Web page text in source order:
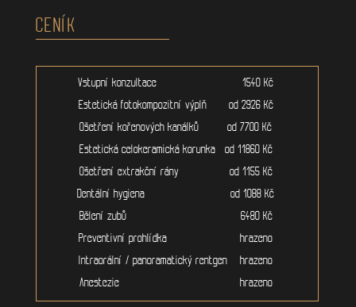
CENÍK
Vstupní konzultace 1540 Kč
Estetická fotokompozitní výplň od 2926 Kč
Ošetření kořenových kanálků od 7700 Kč
Estetická celokeramická korunka od 11860 Kč
Ošetření extrakční rány od 1155 Kč
Dentální hygiena od 1088 Kč
Bělení zubů 6480 Kč
Preventivní prohlídka hrazeno
Intraorální / panoramatický rentgen hrazeno
Anestezie hrazeno